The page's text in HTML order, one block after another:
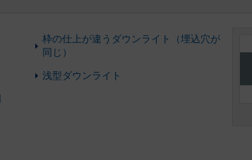
枠の仕上が違うダウンライト（埋込穴が
同じ）
浅型ダウンライト